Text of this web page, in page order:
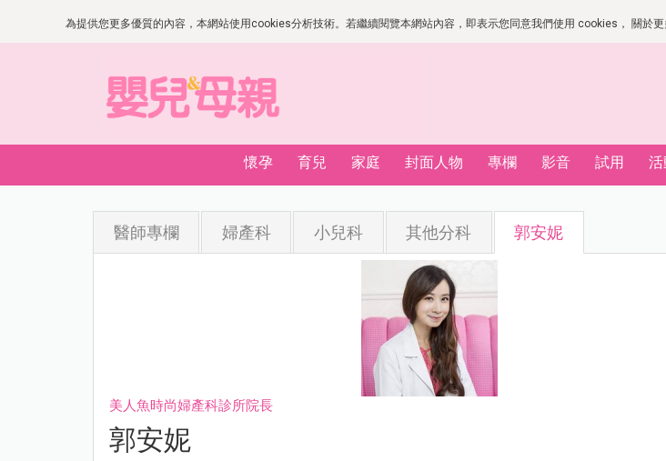
為提供您更多優質的內容，本網站使用cookies分析技術。若繼續閱覽本網站內容，即表示您同意我們使用 cookies， 關於
懷孕 育兒 家庭 封面人物 專欄 影音 試用 活
醫師專欄 婦產科 小兒科 其他分科 郭安妮
美人魚時尚婦產科診所院長
郭安妮